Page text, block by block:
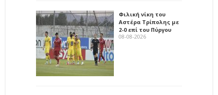
Φιλική νίκη του
Αστέρα Τρίπολης με
2-0 επί του Πύργου
08-08-2026